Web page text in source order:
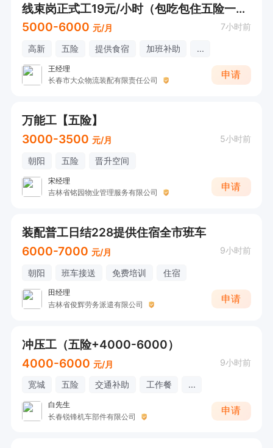
线束岗正式工19元/小时（包吃包住五险一金）
5000-6000 元/月 7小时前
高新 五险 提供食宿 加班补助 ...
王经理
长春市大众物流装配有限责任公司
申请
万能工【五险】
3000-3500 元/月 5小时前
朝阳 五险 晋升空间
宋经理
吉林省铭园物业管理服务有限公司
申请
装配普工日结228提供住宿全市班车
6000-7000 元/月 9小时前
朝阳 班车接送 免费培训 住宿
田经理
吉林省俊辉劳务派遣有限公司
申请
冲压工（五险+4000-6000）
4000-6000 元/月 9小时前
宽城 五险 交通补助 工作餐 ...
白先生
长春锐锋机车部件有限公司
申请